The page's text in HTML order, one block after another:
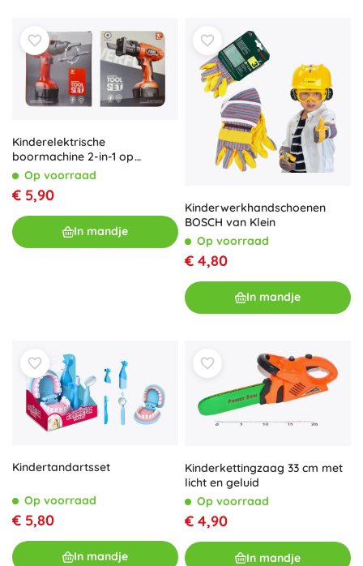
Kinderelektrische
boormachine 2-in-1 op
batterijen
Op voorraad
€ 5,90
In mandje
Kinderwerkhandschoenen
BOSCH van Klein
Op voorraad
€ 4,80
In mandje
Kindertandartsset
Op voorraad
€ 5,80
In mandje
Kinderkettingzaag 33 cm met
licht en geluid
Op voorraad
€ 4,90
In mandje